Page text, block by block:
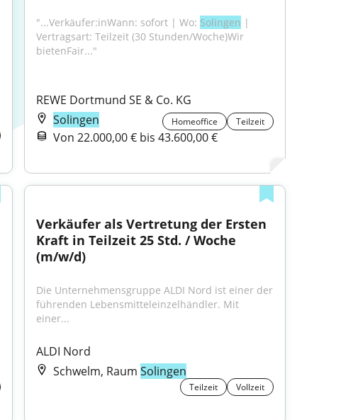
"...Verkäufer:inWann: sofort | Wo: Solingen |
Vertragsart: Teilzeit (30 Stunden/Woche)Wir
bietenFair..."
REWE Dortmund SE & Co. KG
Solingen
Homeoffice Teilzeit
Von 22.000,00 € bis 43.600,00 €
Verkäufer als Vertretung der Ersten
Kraft in Teilzeit 25 Std. / Woche
(m/w/d)
Die Unternehmensgruppe ALDI Nord ist einer der
führenden Lebensmitteleinzelhändler. Mit
einer...
ALDI Nord
Schwelm, Raum Solingen
Teilzeit Vollzeit